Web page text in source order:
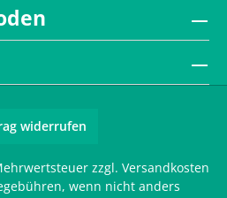
widerrufen
zzgl. Versandkosten
wenn nicht anders